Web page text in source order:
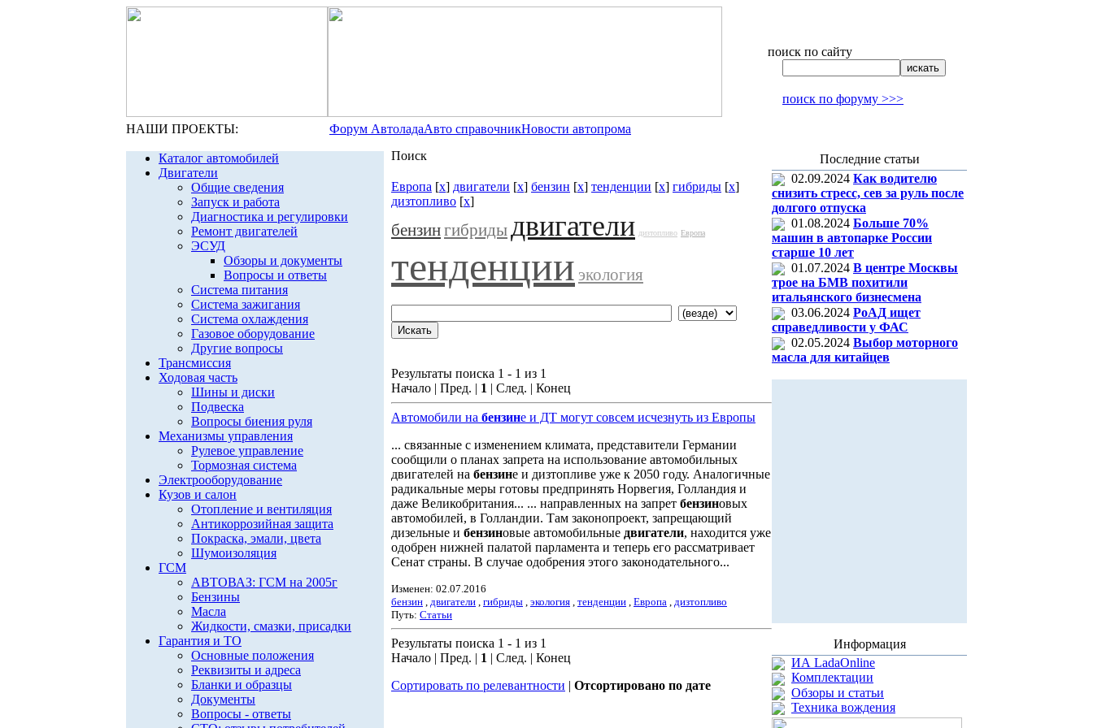
поиск по сайту
поиск по форуму >>>
НАШИ ПРОЕКТЫ: Форум АвтоладаАвто справочникНовости автопрома
Каталог автомобилей
Двигатели
Общие сведения
Запуск и работа
Диагностика и регулировки
Ремонт двигателей
ЭСУД
Обзоры и документы
Вопросы и ответы
Система питания
Система зажигания
Система охлаждения
Газовое оборудование
Другие вопросы
Трансмиссия
Ходовая часть
Шины и диски
Подвеска
Вопросы биения руля
Механизмы управления
Рулевое управление
Тормозная система
Электрооборудование
Кузов и салон
Отопление и вентиляция
Антикоррозийная защита
Покраска, эмали, цвета
Шумоизоляция
ГСМ
АВТОВАЗ: ГСМ на 2005г
Бензины
Масла
Жидкости, смазки, присадки
Гарантия и ТО
Основные положения
Реквизиты и адреса
Бланки и образцы
Документы
Вопросы - ответы
Поиск
Европа [x] двигатели [x] бензин [x] тенденции [x] гибриды [x]
дизтопливо [x]
бензингибридыдвигатели дизтопливо Европа
тенденции экология
Результаты поиска 1 - 1 из 1
Начало | Пред. | 1 | След. | Конец
Автомобили на бензине и ДТ могут совсем исчезнуть из Европы
... связанные с изменением климата, представители Германии
сообщили о планах запрета на использование автомобильных
двигателей на бензине и дизтопливе уже к 2050 году. Аналогичные
радикальные меры готовы предпринять Норвегия, Голландия и
даже Великобритания... ... направленных на запрет бензиновых
автомобилей, в Голландии. Там законопроект, запрещающий
дизельные и бензиновые автомобильные двигатели, находится уже
одобрен нижней палатой парламента и теперь его рассматривает
Сенат страны. В случае одобрения этого законодательного...
Изменен: 02.07.2016
бензин , двигатели , гибриды , экология , тенденции , Европа , дизтопливо
Путь: Статьи
Результаты поиска 1 - 1 из 1
Начало | Пред. | 1 | След. | Конец
Сортировать по релевантности | Отсортировано по дате
Последние статьи
02.09.2024 Как водителю
снизить стресс, сев за руль после
долгого отпуска
01.08.2024 Больше 70%
машин в автопарке России
старше 10 лет
01.07.2024 В центре Москвы
трое на БМВ похитили
итальянского бизнесмена
03.06.2024 РоАД ищет
справедливости у ФАС
02.05.2024 Выбор моторного
масла для китайцев
Информация
ИА LadaOnline
Комплектации
Обзоры и статьи
Техника вождения